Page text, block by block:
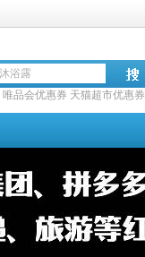
唯品会优惠券 天猫超市优惠券